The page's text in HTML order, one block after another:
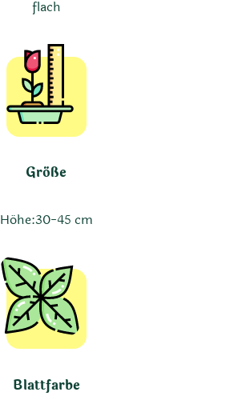
flach
Größe
Höhe:30-45 cm
Blattfarbe